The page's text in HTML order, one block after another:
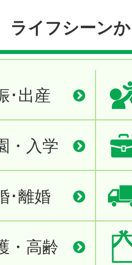
ライフシーン
･出産
・入学
･離婚
・高齢